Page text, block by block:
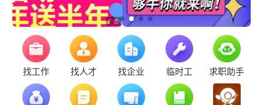
找工作 找人才 找企业 临时工 求职助手